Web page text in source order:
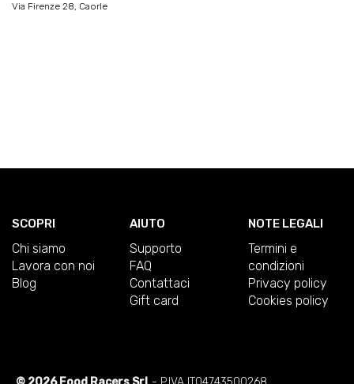
Via Firenze 28, Caorle
SCOPRI
Chi siamo
Lavora con noi
Blog
AIUTO
Supporto
FAQ
Contattaci
Gift card
NOTE LEGALI
Termini e
condizioni
Privacy policy
Cookies policy